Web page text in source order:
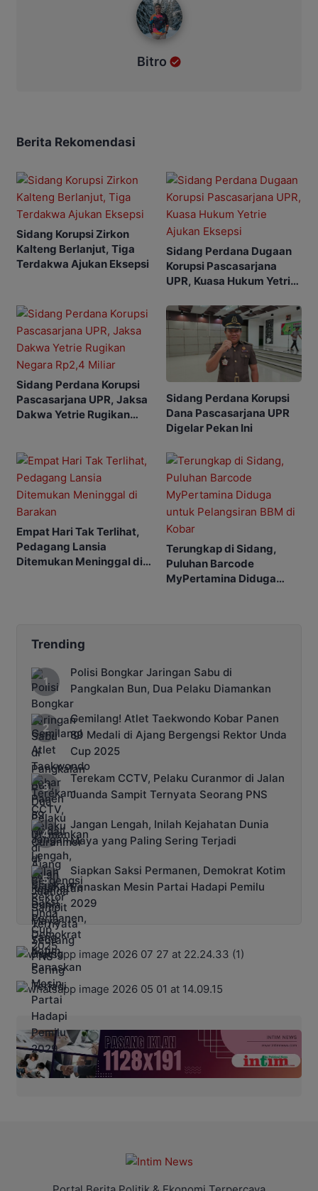
Bitro
Berita Rekomendasi
Sidang Korupsi Zirkon
Kalteng Berlanjut, Tiga
Terdakwa Ajukan Eksepsi
Sidang Perdana Dugaan
Korupsi Pascasarjana
UPR, Kuasa Hukum Yetrie
Sidang Perdana Korupsi
Pascasarjana UPR, Jaksa
Dakwa Yetrie Rugikan
Sidang Perdana Korupsi
Dana Pascasarjana UPR
Digelar Pekan Ini
Empat Hari Tak Terlihat,
Pedagang Lansia
Ditemukan Meninggal di
Terungkap di Sidang,
Puluhan Barcode
MyPertamina Diduga
Trending
Polisi Bongkar Jaringan Sabu di
Pangkalan Bun, Dua Pelaku Diamankan
Gemilang! Atlet Taekwondo Kobar Panen
89 Medali di Ajang Bergengsi Rektor Unda
Cup 2025
Terekam CCTV, Pelaku Curanmor di Jalan
Juanda Sampit Ternyata Seorang PNS
Jangan Lengah, Inilah Kejahatan Dunia
Maya yang Paling Sering Terjadi
Siapkan Saksi Permanen, Demokrat Kotim
Panaskan Mesin Partai Hadapi Pemilu
2029